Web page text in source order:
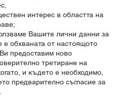
интерес в областта на
Вашите лични данни за
е обхваната от настоящото
предоставим ново
третиране на
и където е необходимо,
предварително съгласие за